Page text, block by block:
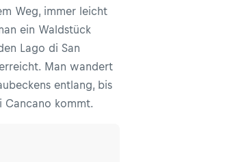
Weg, immer leicht
ein Waldstück
Lago di San
Man wandert
entlang, bis
Cancano kommt.